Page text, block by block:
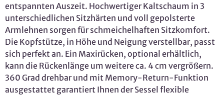
entspannten Auszeit. Hochwertiger Kaltschaum in 3
unterschiedlichen Sitzhärten und voll gepolsterte
Armlehnen sorgen für schmeichelhaften Sitzkomfort.
Die Kopfstütze, in Höhe und Neigung verstellbar, passt
sich perfekt an. Ein Maxirücken, optional erhältlich,
kann die Rückenlänge um weitere ca. 4 cm vergrößern.
360 Grad drehbar und mit Memory-Return-Funktion
ausgestattet garantiert Ihnen der Sessel flexible